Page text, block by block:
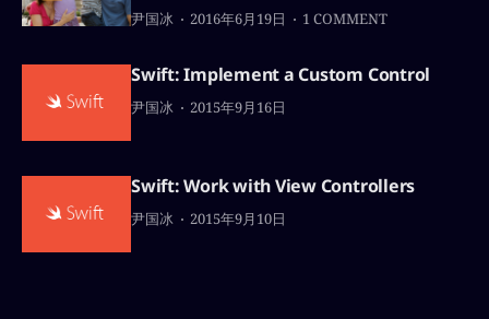
尹国冰 2016年6月19日 1 COMMENT
Swift: Implement a Custom Control
尹国冰 2015年9月16日
Swift: Work with View Controllers
尹国冰 2015年9月10日